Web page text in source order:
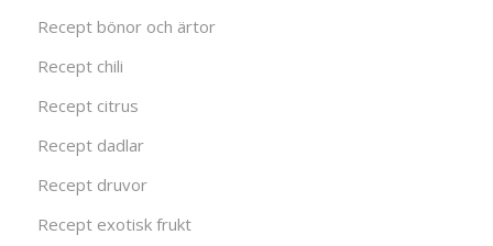
Recept bönor och ärtor
Recept chili
Recept citrus
Recept dadlar
Recept druvor
Recept exotisk frukt